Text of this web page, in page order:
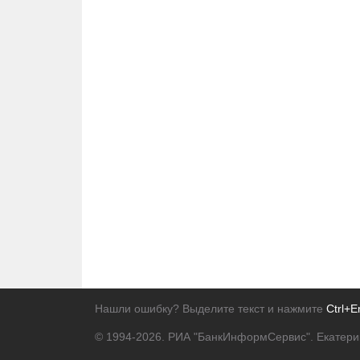
Нашли ошибку? Выделите текст и нажмите
© 1994-2026. РИА "БанкИнформСервис".